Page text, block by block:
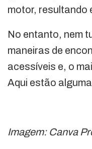
motor, resultando
No entanto, nem
maneiras de
acessíveis e, o
Aqui estão
Imagem: Canva